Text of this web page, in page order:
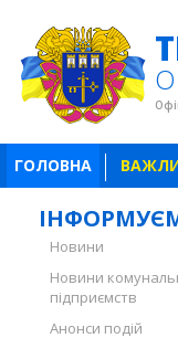
ГОЛОВНА
Новини
Новини
підприємств
Анонси подій